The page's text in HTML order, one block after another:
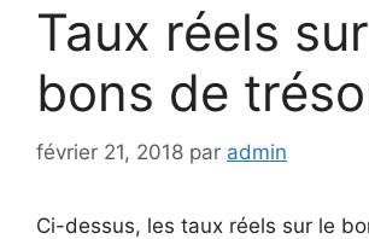
Taux réels
bons de
février 21, 2018 par admin
Ci-dessus, les taux réels sur le